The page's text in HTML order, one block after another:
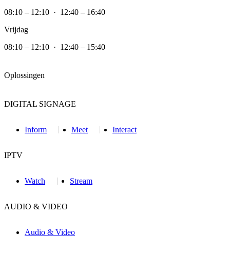
08:10 – 12:10 · 12:40 – 16:40
Vrijdag
08:10 – 12:10 · 12:40 – 15:40
Oplossingen
DIGITAL SIGNAGE
Inform Meet Interact
IPTV
Watch Stream
AUDIO & VIDEO
Audio & Video